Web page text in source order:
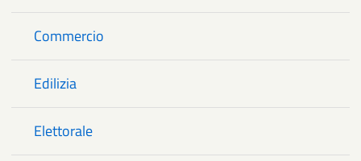
Commercio
Edilizia
Elettorale